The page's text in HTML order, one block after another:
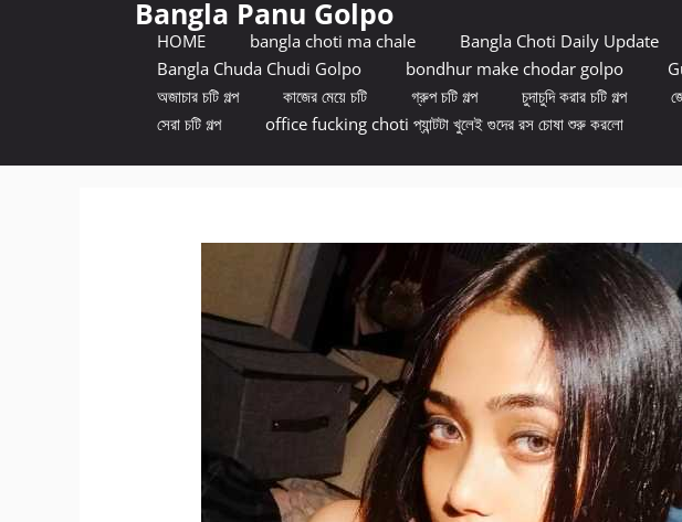
Bangla Panu Golpo
HOME bangla choti ma chale Bangla Choti Daily Update
Bangla Chuda Chudi Golpo
bondhur make chodar golpo
অজাচার চটি গল্প
কাজের মেয়ে চটি গ্রুপ চটি গল্প চুদাচুদি করার চটি গল্প
সেরা চটি গল্প
office fucking choti প্যান্টটা খুলেই গুদের রস চোষা শুরু করলো